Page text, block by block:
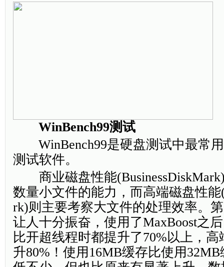
WinBench99测试
WinBench99是硬盘测试中最常
测试软件。
商业磁盘性能
数量小文件的能力，而高端磁盘性能
rk)则主要考察大文件的处理效率。
让人十分振奋，使用了MaxBoost之
比开超线程时都提升了70%以上，
升80%！使用16MB缓存比使用